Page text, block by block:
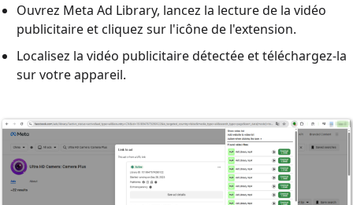
Ouvrez Meta Ad Library, lancez la lecture de la vidéo
publicitaire et cliquez sur l'icône de l'extension.
Localisez la vidéo publicitaire détectée et téléchargez-la
sur votre appareil.